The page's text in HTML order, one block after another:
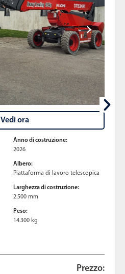
Vedi ora
Anno di costruzione:
2026
Albero:
Piattaforma di lavoro telescopica
Larghezza di costruzione:
2.500 mm
Peso:
14.300 kg
Prezzo: